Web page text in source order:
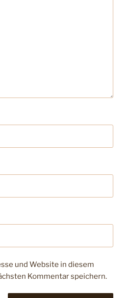
und Website in diesem
Kommentar speichern.